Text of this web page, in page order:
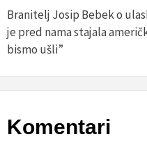
Branitelj Josip Bebek o
je pred nama stajala
bismo ušli”
Komentari